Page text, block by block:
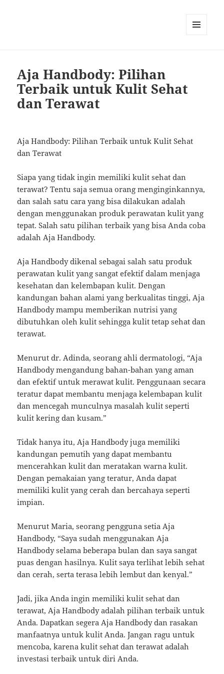
Aja Handbody: Pilihan
Terbaik untuk Kulit Sehat
dan Terawat
Aja Handbody: Pilihan Terbaik untuk Kulit Sehat
dan Terawat
Siapa yang tidak ingin memiliki kulit sehat dan
terawat? Tentu saja semua orang menginginkannya,
dan salah satu cara yang bisa dilakukan adalah
dengan menggunakan produk perawatan kulit yang
tepat. Salah satu pilihan terbaik yang bisa Anda coba
adalah Aja Handbody.
Aja Handbody dikenal sebagai salah satu produk
perawatan kulit yang sangat efektif dalam menjaga
kesehatan dan kelembapan kulit. Dengan
kandungan bahan alami yang berkualitas tinggi, Aja
Handbody mampu memberikan nutrisi yang
dibutuhkan oleh kulit sehingga kulit tetap sehat dan
terawat.
Menurut dr. Adinda, seorang ahli dermatologi, “Aja
Handbody mengandung bahan-bahan yang aman
dan efektif untuk merawat kulit. Penggunaan secara
teratur dapat membantu menjaga kelembapan kulit
dan mencegah munculnya masalah kulit seperti
kulit kering dan kusam.”
Tidak hanya itu, Aja Handbody juga memiliki
kandungan pemutih yang dapat membantu
mencerahkan kulit dan meratakan warna kulit.
Dengan pemakaian yang teratur, Anda dapat
memiliki kulit yang cerah dan bercahaya seperti
impian.
Menurut Maria, seorang pengguna setia Aja
Handbody, “Saya sudah menggunakan Aja
Handbody selama beberapa bulan dan saya sangat
puas dengan hasilnya. Kulit saya terlihat lebih sehat
dan cerah, serta terasa lebih lembut dan kenyal.”
Jadi, jika Anda ingin memiliki kulit sehat dan
terawat, Aja Handbody adalah pilihan terbaik untuk
Anda. Dapatkan segera Aja Handbody dan rasakan
manfaatnya untuk kulit Anda. Jangan ragu untuk
mencoba, karena kulit sehat dan terawat adalah
investasi terbaik untuk diri Anda.